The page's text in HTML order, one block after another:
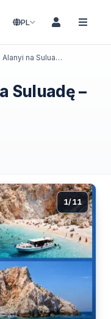
PL
Wycieczka z Alanyi na Suluadę – tureckie Malediwy
Suluadę –
1/11